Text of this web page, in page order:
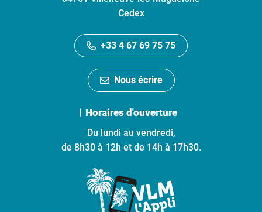
Cedex
+33 4 67 69 75 75
Nous écrire
Horaires d'ouverture
Du lundi au vendredi,
de 8h30 à 12h et de 14h à 17h30.